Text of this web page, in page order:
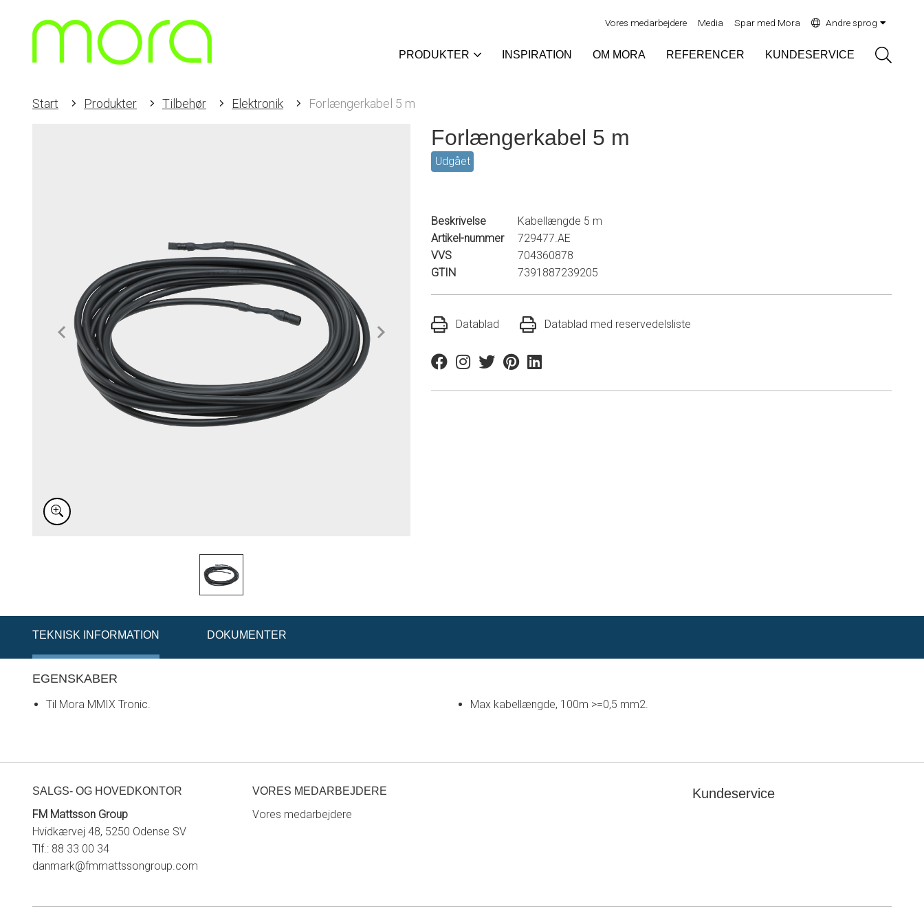
Vores medarbejdere Media Spar med Mora Andre sprog
PRODUKTER INSPIRATION OM MORA REFERENCER KUNDESERVICE
Start Produkter Tilbehør Elektronik Forlængerkabel 5 m
Forlængerkabel 5 m
Udgået
Beskrivelse
Kabellængde 5 m
Artikel-nummer
729477.AE
VVS
704360878
GTIN
7391887239205
Datablad Datablad med reservedelsliste
FacebookInstagram
TwitterPinterestLinkedin
TEKNISK INFORMATION DOKUMENTER
EGENSKABER
Til Mora MMIX Tronic. Max kabellængde, 100m >=0,5 mm2.
SALGS- OG HOVEDKONTOR
FM Mattsson Group
Hvidkærvej 48, 5250 Odense SV
Tlf.: 88 33 00 34
danmark@fmmattssongroup.com
VORES MEDARBEJDERE
Vores medarbejdere
Kundeservice